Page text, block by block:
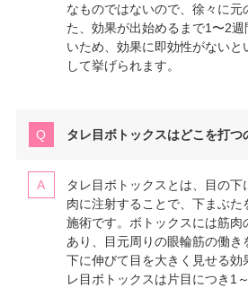
なものではないので、徐々に元
た、効果が出始めるまで1〜2
いため、効果に即効性がないと
して挙げられます。
タレ目ボトックスはどこを打つ
タレ目ボトックスとは、目の
肉に注射することで、下まぶた
施術です。ボトックスには筋肉
あり、目元周りの眼輪筋の働
下に伸びて目を大きく見せる効
レ目ボトックスは片目につき1